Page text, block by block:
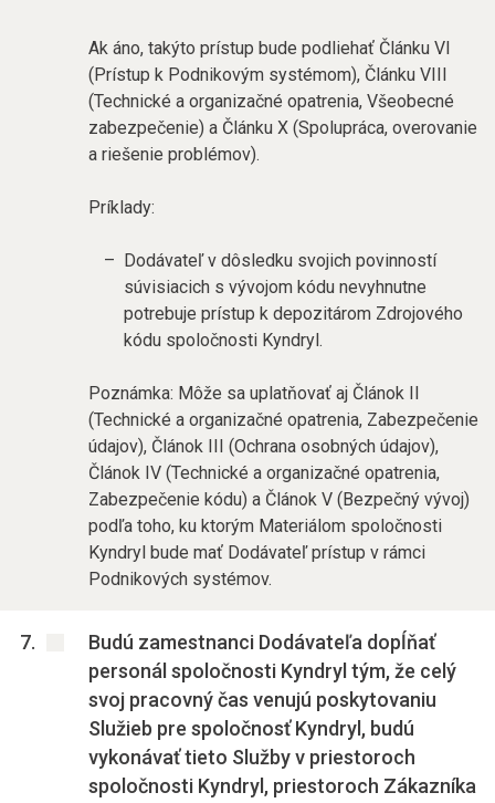
Ak áno, takýto prístup bude podliehať Článku VI
(Prístup k Podnikovým systémom), Článku VIII
(Technické a organizačné opatrenia, Všeobecné
zabezpečenie) a Článku X (Spolupráca, overovanie
a riešenie problémov).
Príklady:
Dodávateľ v dôsledku svojich povinností
súvisiacich s vývojom kódu nevyhnutne
potrebuje prístup k depozitárom Zdrojového
kódu spoločnosti Kyndryl.
Poznámka: Môže sa uplatňovať aj Článok II
(Technické a organizačné opatrenia, Zabezpečenie
údajov), Článok III (Ochrana osobných údajov),
Článok IV (Technické a organizačné opatrenia,
Zabezpečenie kódu) a Článok V (Bezpečný vývoj)
podľa toho, ku ktorým Materiálom spoločnosti
Kyndryl bude mať Dodávateľ prístup v rámci
Podnikových systémov.
Budú zamestnanci Dodávateľa dopĺňať
personál spoločnosti Kyndryl tým, že celý
svoj pracovný čas venujú poskytovaniu
Služieb pre spoločnosť Kyndryl, budú
vykonávať tieto Služby v priestoroch
spoločnosti Kyndryl, priestoroch Zákazníka